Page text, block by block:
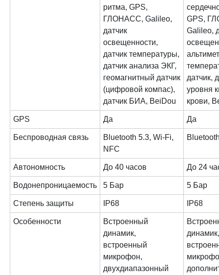
ритма, GPS,
ГЛОНАСС, Galileo,
датчик
освещенности,
датчик температуры,
датчик анализа ЭКГ,
геомагнитный датчик
(цифровой компас),
датчик БИА, BeiDou
GPS,
Galileo,
датчик,
уровня
крови,
GPS Да Да
Беспроводная связь
Bluetooth 5.3, Wi-Fi,
NFC
Автономность До 40 часов До 24
Водонепроницаемость 5 Бар 5 Бар
Степень защиты IP68 IP68
Особенности
Встроенный
динамик,
встроенный
микрофон,
двухдиапазонный
динамик,